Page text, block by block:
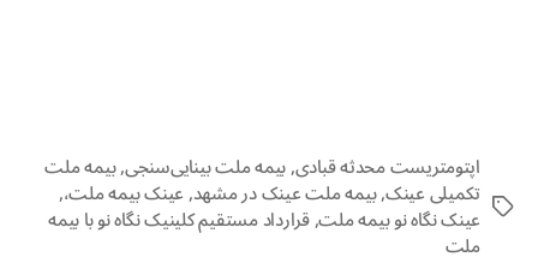
اپتومتریست محدثه قبادی,بیمه ملت بینایی‌سنجی,بیمه ملت
تکمیلی عینک,بیمه ملت عینک در مشهد,عینک بیمه ملت،,
عینک نگاه نو بیمه ملت,قرارداد مستقیم کلینیک نگاه نو با بیمه
ملت